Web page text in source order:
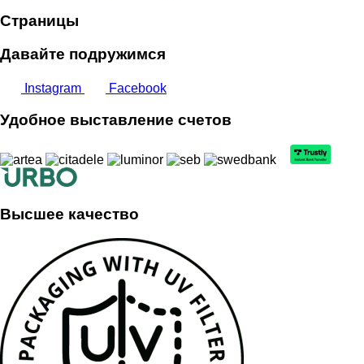
Страницы
Давайте подружимся
Instagram Facebook
Удобное выставление счетов
Высшее качество